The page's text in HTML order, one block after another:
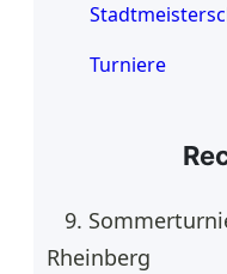
Turniere
9.
Rheinberg